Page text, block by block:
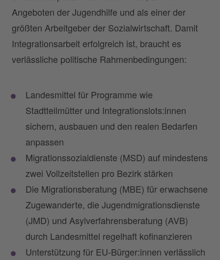
Angeboten der Jugendhilfe und als einer der
größten Arbeitgeber der Sozialwirtschaft. Damit
Integrationsarbeit erfolgreich ist, braucht es
verlässliche politische Rahmenbedingungen:
Landesmittel für Programme wie
Stadtteilmütter und Integrationslots:innen
sichern, ausbauen und den realen Bedarfen
anpassen
Migrationssozialdienste (MSD) auf mindestens
zwei Vollzeitstellen pro Bezirk stärken
Die Migrationsberatung (MBE) für erwachsene
Zugewanderte, die Jugendmigrationsdienste
(JMD) und Asylverfahrensberatung (AVB)
durch Landesmittel regelhaft kofinanzieren
Unterstützung für EU-Bürger:innen verlässlich